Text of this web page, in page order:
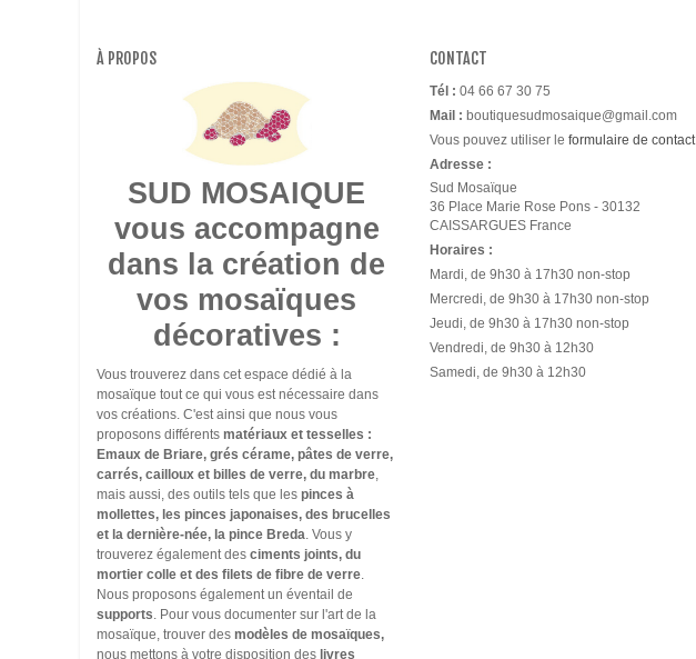
À PROPOS
SUD MOSAIQUE
vous accompagne
dans la création de
vos mosaïques
décoratives :
Vous trouverez dans cet espace dédié à la
mosaïque tout ce qui vous est nécessaire dans
vos créations. C'est ainsi que nous vous
proposons différents matériaux et tesselles :
Emaux de Briare, grés cérame, pâtes de verre,
carrés, cailloux et billes de verre, du marbre,
mais aussi, des outils tels que les pinces à
mollettes, les pinces japonaises, des brucelles
et la dernière-née, la pince Breda. Vous y
trouverez également des ciments joints, du
mortier colle et des filets de fibre de verre.
Nous proposons également un éventail de
supports. Pour vous documenter sur l'art de la
mosaïque, trouver des modèles de mosaïques,
nous mettons à votre disposition des livres
CONTACT
Tél : 04 66 67 30 75
Mail : boutiquesudmosaique@gmail.com
Vous pouvez utiliser le formulaire de contact
Adresse :
Sud Mosaïque
​36 Place Marie Rose Pons - 30132
CAISSARGUES France
Horaires :
Mardi, de 9h30 à 17h30 non-stop
Mercredi, de 9h30 à 17h30 non-stop
Jeudi, de 9h30 à 17h30 non-stop
Vendredi, de 9h30 à 12h30
Samedi, de 9h30 à 12h30